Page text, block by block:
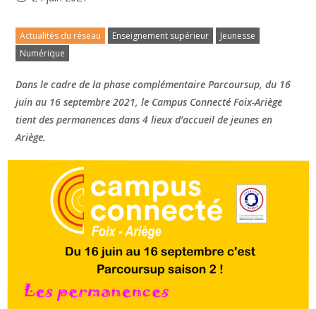
Actualités du réseau Enseignement supérieur
Jeunesse
Numérique
Dans le cadre de la phase complémentaire Parcoursup, du 16
juin au 16 septembre 2021, le Campus Connecté Foix-Ariège
tient des permanences dans 4 lieux d’accueil de jeunes en
Ariège.